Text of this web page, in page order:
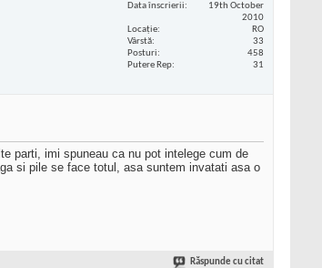
Data înscrierii
19th October
2010
Locaţie
RO
Vârstă
33
Posturi
458
Putere Rep
31
parti, imi spuneau ca nu pot intelege cum de
si pile se face totul, asa suntem invatati asa o
Răspunde cu citat